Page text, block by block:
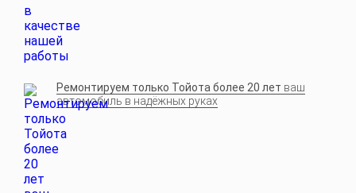
Ремонтируем только Тойота более 20 лет ваш
автомобиль в надёжных руках